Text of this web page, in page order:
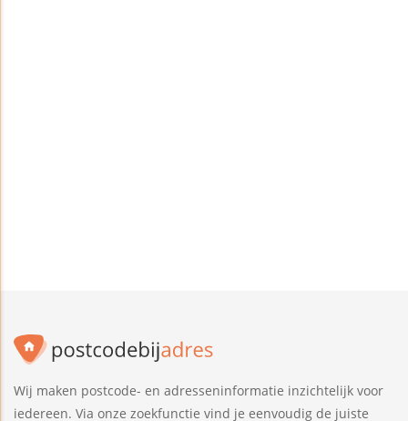
Wij maken postcode- en adresseninformatie inzichtelijk voor
iedereen. Via onze zoekfunctie vind je eenvoudig de juiste